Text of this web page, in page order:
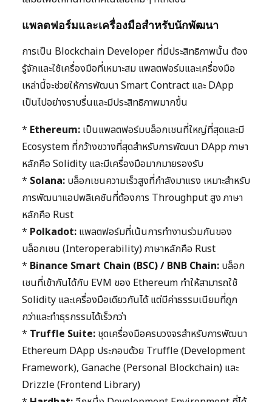
แพลตฟอร์มและเครื่องมือสำหรับนักพัฒนา
การเป็น Blockchain Developer ที่มีประสิทธิภาพนั้น ต้อง
รู้จักและใช้เครื่องมือที่เหมาะสม แพลตฟอร์มและเครื่องมือ
เหล่านี้จะช่วยให้การพัฒนา Smart Contract และ DApp
เป็นไปอย่างราบรื่นและมีประสิทธิภาพมากขึ้น
* Ethereum: เป็นแพลตฟอร์มบล็อกเชนที่ใหญ่ที่สุดและมี
Ecosystem ที่กว้างขวางที่สุดสำหรับการพัฒนา DApp ภาษา
หลักคือ Solidity และมีเครื่องมือมากมายรองรับ
* Solana: บล็อกเชนความเร็วสูงที่กำลังมาแรง เหมาะสำหรับ
การพัฒนาแอปพลิเคชันที่ต้องการ Throughput สูง ภาษา
หลักคือ Rust
* Polkadot: แพลตฟอร์มที่เน้นการทำงานร่วมกันของ
บล็อกเชน (Interoperability) ภาษาหลักคือ Rust
* Binance Smart Chain (BSC) / BNB Chain: บล็อก
เชนที่เข้ากันได้กับ EVM ของ Ethereum ทำให้สามารถใช้
Solidity และเครื่องมือเดียวกันได้ แต่มีค่าธรรมเนียมที่ถูก
กว่าและทำธุรกรรมได้เร็วกว่า
* Truffle Suite: ชุดเครื่องมือครบวงจรสำหรับการพัฒนา
Ethereum DApp ประกอบด้วย Truffle (Development
Framework), Ganache (Personal Blockchain) และ
Drizzle (Frontend Library)